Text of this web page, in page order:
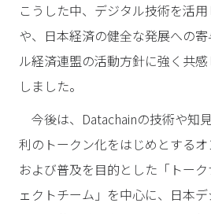
こうした中、デジタル技術を活
や、日本経済の健全な発展への
ル経済連盟の活動方針に強く共
しました。
今後は、Datachainの技術や知
利のトークン化をはじめとする
および普及を目的とした「トー
ェクトチーム」を中心に、日本